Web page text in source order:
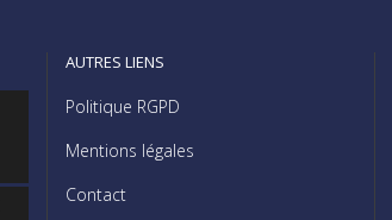
AUTRES LIENS
Politique RGPD
Mentions légales
Contact